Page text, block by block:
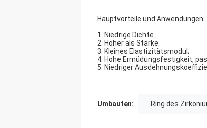
Hauptvorteile und Anwendungen:
1.
Niedrige Dichte.
2. Höher als Stärke.
3. Kleines Elastizitätsmodul;
4. Hohe Ermüdungsfestigkeit,
5. Niedriger
Umbauten: Ring des